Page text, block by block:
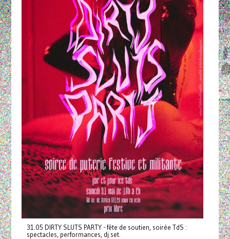
31.05 DIRTY SLUTS PARTY - fête de soutien, soirée TdS :
spectacles, performances, dj set.